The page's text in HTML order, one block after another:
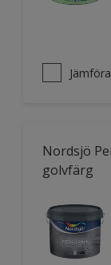
Jämföra
Nordsjö
golvfärg